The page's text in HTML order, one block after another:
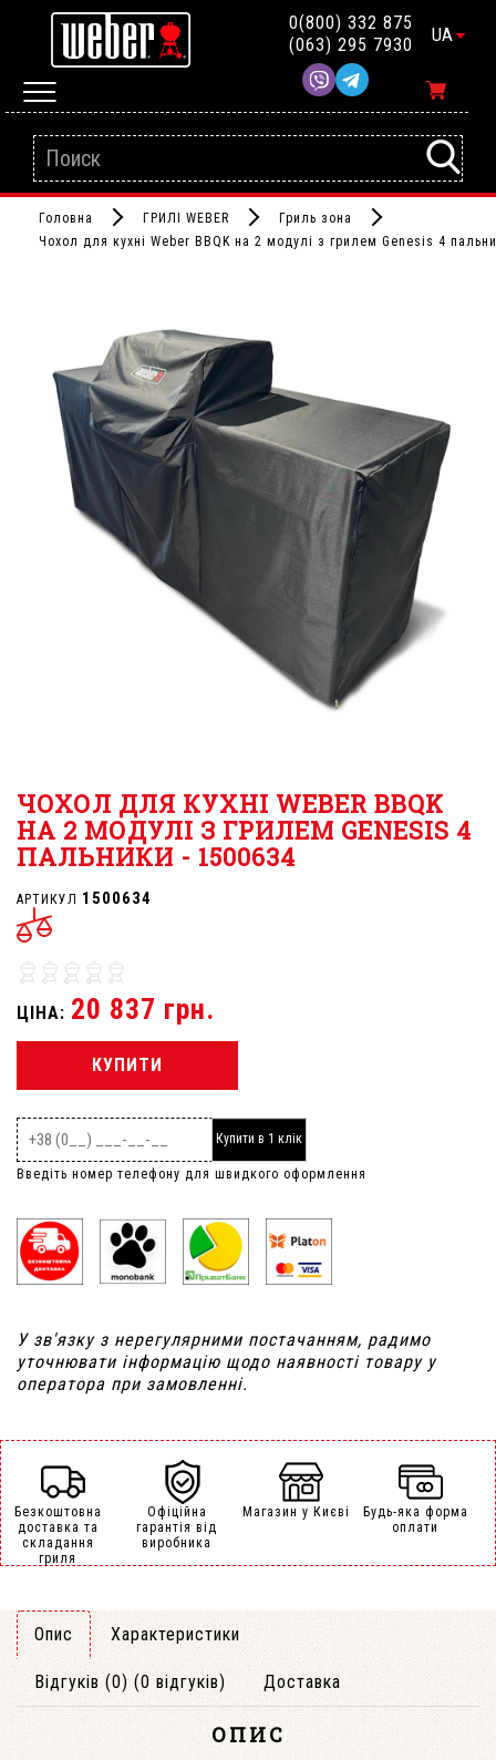
0(800) 332 875
(063) 295 7930
UA
Головна ГРИЛІ WEBER
Гриль зона
Чохол для кухні Weber BBQK на 2 модулі з грилем Genesis 4
ЧОХОЛ ДЛЯ КУХНІ WEBER BBQK
НА 2 МОДУЛІ З ГРИЛЕМ GENESIS 4
ПАЛЬНИКИ - 1500634
АРТИКУЛ 1500634
ЦІНА: 20 837 грн.
КУПИТИ
Купити в 1 клік
Введіть номер телефону для швидкого оформлення
У зв'язку з нерегулярними постачанням, радимо
уточнювати інформацію щодо наявності товару у
оператора при замовленні.
Безкоштовна
доставка та
складання
гриля
Офіційна
гарантія від
виробника
Магазин у Києві
Будь-яка форма
оплати
Опис Характеристики
Відгуків (0) (0 відгуків) Доставка
ОПИС